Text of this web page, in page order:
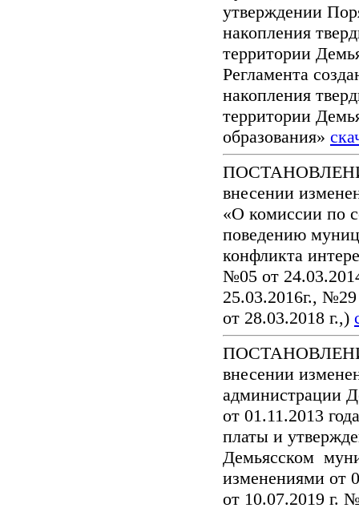
утверждении
накопления
территории
Регламента
накопления
территории
образования»
внесении
«О комиссии по
поведению
конфликта
№05 от
25.03.2016г.,
от 28.03.2018 г.,)
внесении
администрации
от 01.11.2013
платы и
Демьясском
изменениями от
от 10.07.2019 г.